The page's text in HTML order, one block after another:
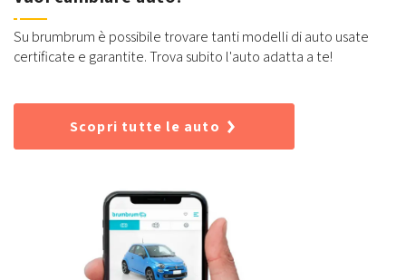
Su brumbrum è possibile trovare tanti modelli di auto usate
certificate e garantite. Trova subito l'auto adatta a te!
Scopri tutte le auto